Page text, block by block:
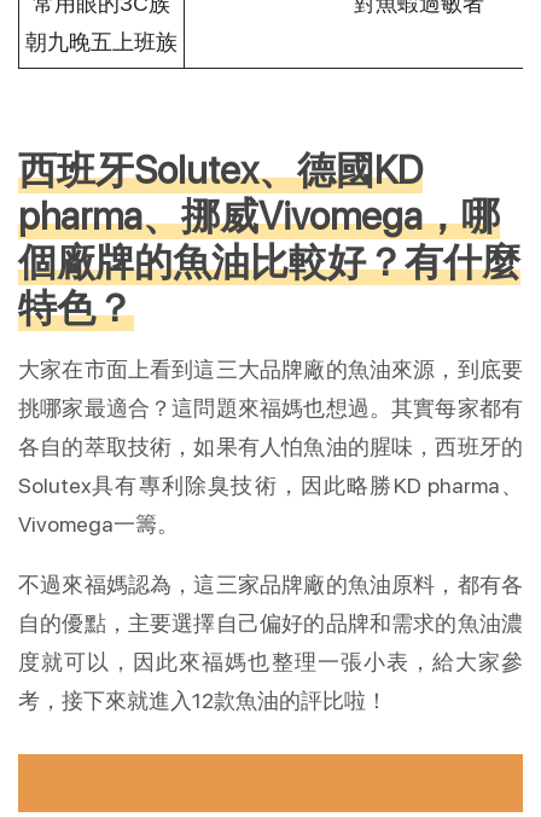
朝九晚五上班族
西班牙Solutex、德國KD
pharma、挪威Vivomega，哪
個廠牌的魚油比較好？有什麼
特色？
大家在市面上看到這三大品牌廠的魚油來源，到底要
挑哪家最適合？這問題來福媽也想過。其實每家都有
各自的萃取技術，如果有人怕魚油的腥味，西班牙的
Solutex具有專利除臭技術，因此略勝KD pharma、
Vivomega一籌。
不過來福媽認為，這三家品牌廠的魚油原料，都有各
自的優點，主要選擇自己偏好的品牌和需求的魚油濃
度就可以，因此來福媽也整理一張小表，給大家參
考，接下來就進入12款魚油的評比啦！